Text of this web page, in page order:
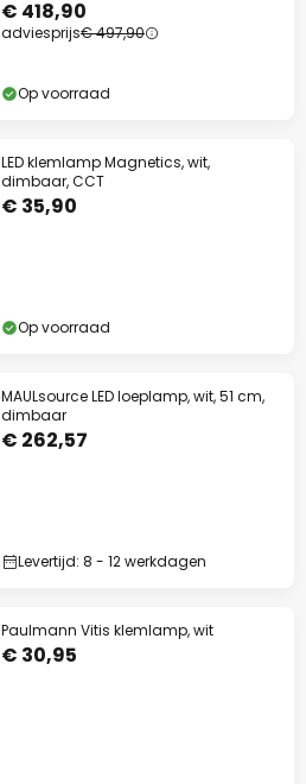
€ 418,90
adviesprijs€ 497,90
Op voorraad
LED klemlamp Magnetics, wit,
dimbaar, CCT
€ 35,90
Op voorraad
MAULsource LED loeplamp, wit, 51 cm,
dimbaar
€ 262,57
Levertijd: 8 - 12 werkdagen
Paulmann Vitis klemlamp, wit
€ 30,95